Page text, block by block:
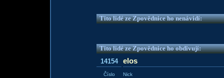
Tito lidé ze Zpovědnice ho nenávidí:
Tito lidé ze Zpovědnice ho obdivují:
14154
elos
Číslo Nick